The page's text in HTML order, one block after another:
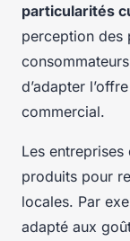
particularités
perception des
d’adapter
commercial.
Les
produits pour
locales. Par
adapté aux